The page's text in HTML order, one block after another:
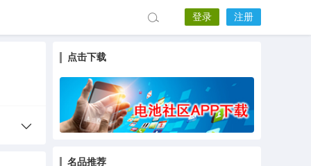
登录 注册
点击下载
名品推荐